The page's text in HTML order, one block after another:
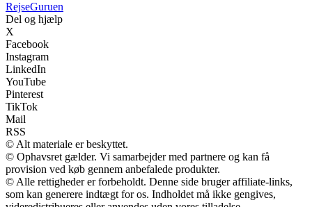
RejseGuruen
Del og hjælp
X
Facebook
Instagram
LinkedIn
YouTube
Pinterest
TikTok
Mail
RSS
© Alt materiale er beskyttet.
© Ophavsret gælder. Vi samarbejder med partnere og kan få
provision ved køb gennem anbefalede produkter.
© Alle rettigheder er forbeholdt. Denne side bruger affiliate-links,
som kan generere indtægt for os. Indholdet må ikke gengives,